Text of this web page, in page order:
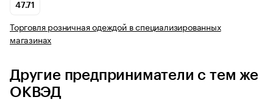
47.71
Торговля розничная одеждой в специализированных
магазинах
Другие предприниматели с тем же
ОКВЭД